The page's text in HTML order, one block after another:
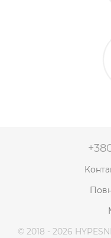
© 2018 - 2026